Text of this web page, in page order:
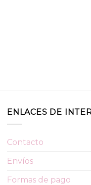
ENLACES DE
Contacto
Envíos
Formas de pago